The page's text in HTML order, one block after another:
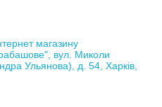
магазину
вул. Миколи
Ульянова), д. 54, Харків,